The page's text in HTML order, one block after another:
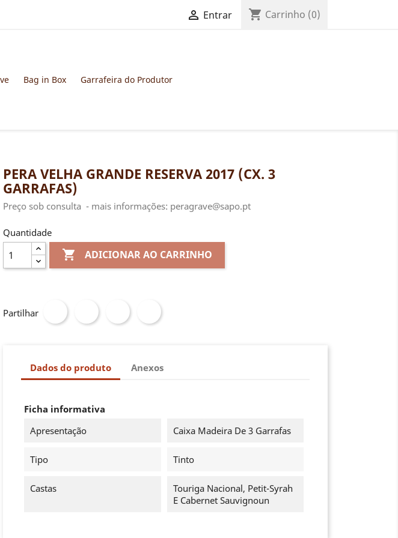
 Entrar shopping_cart Carrinho (0)
Bag in Box Garrafeira do Produtor
PERA VELHA GRANDE RESERVA 2017 (CX. 3
GARRAFAS)
Preço sob consulta - mais informações: peragrave@sapo.pt
Quantidade
 ADICIONAR AO CARRINHO
Partilhar
Dados do produto Anexos
Ficha informativa
Apresentação
Caixa Madeira De 3 Garrafas
Tipo Tinto
Castas
Touriga Nacional, Petit-Syrah
E Cabernet Sauvignoun